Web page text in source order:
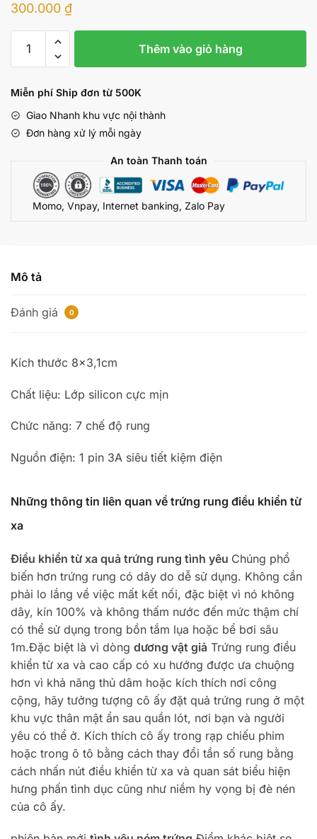
300.000 ₫
rung
yêu
khiển
từ
lượng
Thêm vào giỏ hàng
Miễn phí Ship đơn từ 500K
Giao Nhanh khu vực nội thành
Đơn hàng xử lý mỗi ngày
An toàn Thanh toán
Momo, Vnpay, Internet banking, Zalo Pay
Mô tả
Đánh giá 0
Kích thước 8×3,1cm
Chất liệu: Lớp silicon cực mịn
Chức năng: 7 chế độ rung
Nguồn điện: 1 pin 3A siêu tiết kiệm điện
Những thông tin liên quan về trứng rung điều khiển từ
xa
Điều khiển từ xa quả trứng rung tình yêu Chúng phổ
biến hơn trứng rung có dây do dễ sử dụng. Không cần
phải lo lắng về việc mất kết nối, đặc biệt vì nó không
dây, kín 100% và không thấm nước đến mức thậm chí
có thể sử dụng trong bồn tắm lụa hoặc bể bơi sâu
1m.Đặc biệt là vì dòng dương vật giả Trứng rung điều
khiển từ xa và cao cấp có xu hướng được ưa chuộng
hơn vì khả năng thủ dâm hoặc kích thích nơi công
cộng, hãy tưởng tượng cô ấy đặt quả trứng rung ở một
khu vực thân mật ẩn sau quần lót, nơi bạn và người
yêu có thể ở. Kích thích cô ấy trong rạp chiếu phim
hoặc trong ô tô bằng cách thay đổi tần số rung bằng
cách nhấn nút điều khiển từ xa và quan sát biểu hiện
hưng phấn tình dục cũng như niềm hy vọng bị đè nén
của cô ấy.